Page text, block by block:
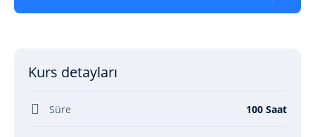
Kurs detayları
Süre 100 Saat